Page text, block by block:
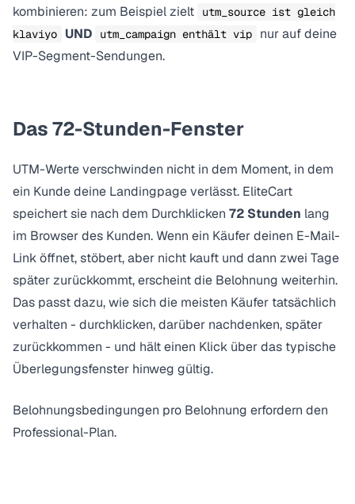
kombinieren: zum Beispiel zielt
utm_source ist gleich
klaviyo
UND utm_campaign enthält vip
nur auf deine
VIP-Segment-Sendungen.
Das 72-Stunden-Fenster
UTM-Werte verschwinden nicht in dem Moment, in dem
ein Kunde deine Landingpage verlässt. EliteCart
speichert sie nach dem Durchklicken 72 Stunden lang
im Browser des Kunden. Wenn ein Käufer deinen E-Mail-
Link öffnet, stöbert, aber nicht kauft und dann zwei Tage
später zurückkommt, erscheint die Belohnung weiterhin.
Das passt dazu, wie sich die meisten Käufer tatsächlich
verhalten - durchklicken, darüber nachdenken, später
zurückkommen - und hält einen Klick über das typische
Überlegungsfenster hinweg gültig.
Belohnungsbedingungen pro Belohnung erfordern den
Professional-Plan.